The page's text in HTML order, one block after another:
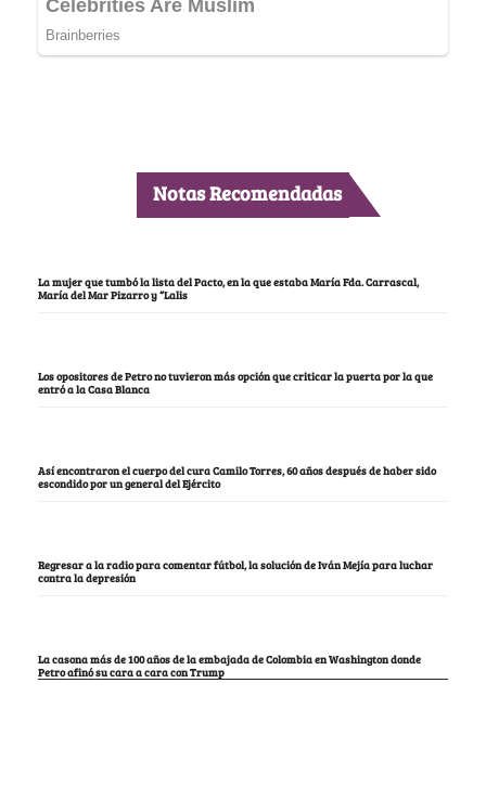
Notas Recomendadas
La mujer que tumbó la lista del Pacto, en la que estaba María Fda. Carrascal,
María del Mar Pizarro y “Lalis
Los opositores de Petro no tuvieron más opción que criticar la puerta por la que
entró a la Casa Blanca
Así encontraron el cuerpo del cura Camilo Torres, 60 años después de haber sido
escondido por un general del Ejército
Regresar a la radio para comentar fútbol, la solución de Iván Mejía para luchar
contra la depresión
La casona más de 100 años de la embajada de Colombia en Washington donde
Petro afinó su cara a cara con Trump